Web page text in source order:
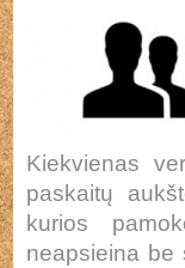
Kiekvienas
paskaitų
kurios
neapsieina be